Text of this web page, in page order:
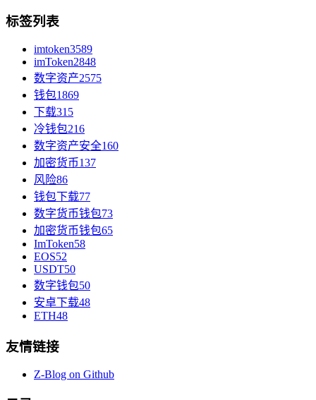
标签列表
imtoken3589
imToken2848
数字资产2575
钱包1869
下载315
冷钱包216
数字资产安全160
加密货币137
风险86
钱包下载77
数字货币钱包73
加密货币钱包65
ImToken58
EOS52
USDT50
数字钱包50
安卓下载48
ETH48
友情链接
Z-Blog on Github